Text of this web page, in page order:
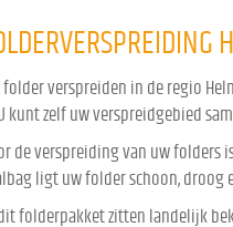
folder verspreiden in de regio
kunt zelf uw verspreidgebied
de verspreiding van uw folders
ligt uw folder schoon, droog
folderpakket zitten landelijk